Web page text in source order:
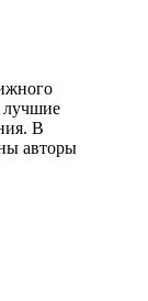
лучшие
В
авторы